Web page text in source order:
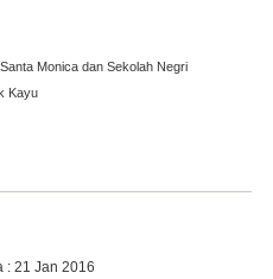
Monica dan Sekolah Negri
Kayu
: 21 Jan 2016